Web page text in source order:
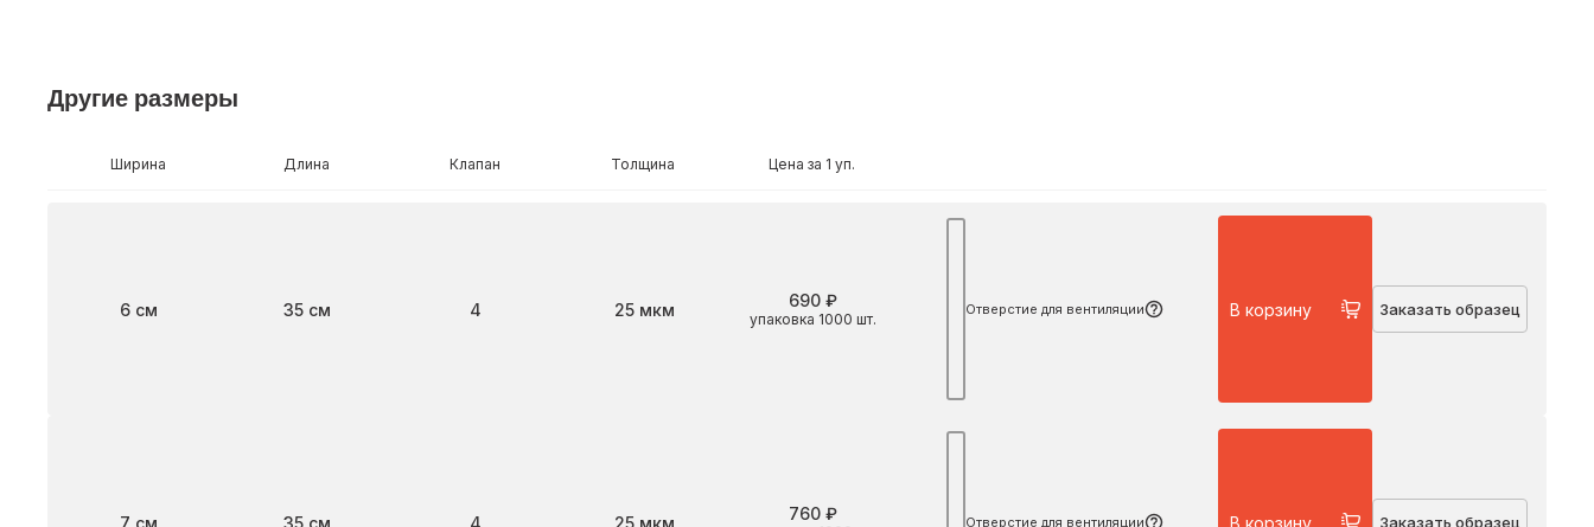
Другие размеры
Ширина Длина Клапан Толщина Цена за 1 уп.
6 см 35 см 4 Толщина25 мкм упаковка 1000 шт.
690 ₽ Отверстие для вентиляции В корзину Заказать образец
7 см 35 см 4 Толщина25 мкм 760 ₽ Отверстие для вентиляции В корзину Заказать образец